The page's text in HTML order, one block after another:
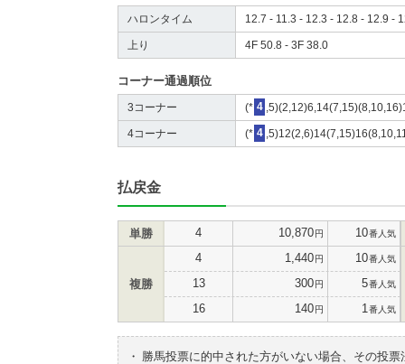
ハロンタイム 12.7 - 11.3 - 12.3 - 12.8 - 12.9 -
上り 4F 50.8 - 3F 38.0
コーナー通過順位
3コーナー (* 4
4コーナー (* 4
払戻金
単勝 4 10,870円 10番人気
複勝
4 1,440円 10番人気
13 300円 5番人気
16 140円 1 番人気
・
勝馬投票に的中された方がいない場合、その投